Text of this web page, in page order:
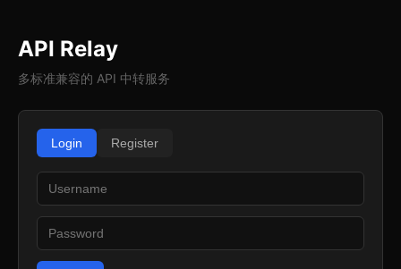
API Relay
多标准兼容的 API 中转服务
Login Register